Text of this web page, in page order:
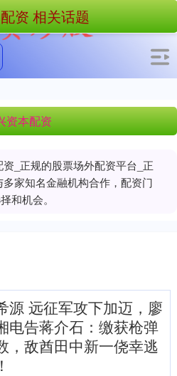
资本配资
_正规的股票场外配资平台_正
家知名金融机构合作，配资门
和机会。
资 相关话题
源 远征军攻下加迈，廖
电告蒋介石：缴获枪弹
，敌酋田中新一侥幸逃